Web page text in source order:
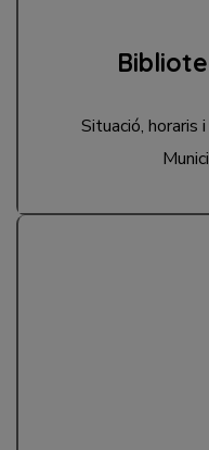
Situació, horaris